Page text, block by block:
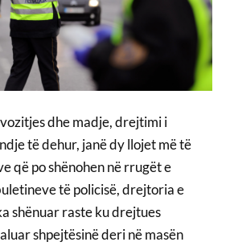
dhe madje, drejtimi i
të dehur, janë dy llojet më të
që po shënohen në rrugët e
të policisë, drejtoria e
shënuar raste ku drejtues
shpejtësinë deri në masën